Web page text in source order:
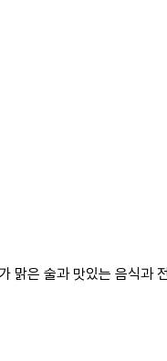
은 술과 맛있는 음식과